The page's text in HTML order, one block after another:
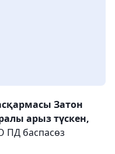
Затон
арыз түскен,
баспасөз